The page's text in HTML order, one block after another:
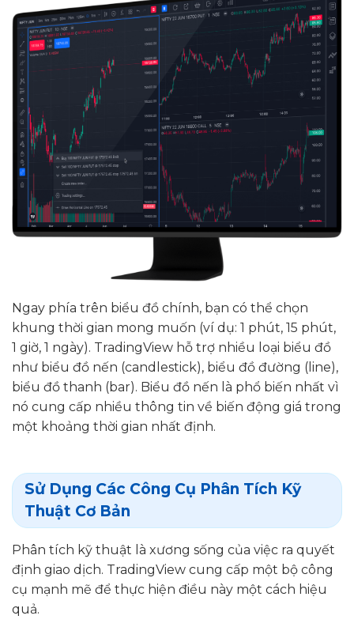
Ngay phía trên biểu đồ chính, bạn có thể chọn
khung thời gian mong muốn (ví dụ: 1 phút, 15 phút,
1 giờ, 1 ngày). TradingView hỗ trợ nhiều loại biểu đồ
như biểu đồ nến (candlestick), biểu đồ đường (line),
biểu đồ thanh (bar). Biểu đồ nến là phổ biến nhất vì
nó cung cấp nhiều thông tin về biến động giá trong
một khoảng thời gian nhất định.
Sử Dụng Các Công Cụ Phân Tích Kỹ
Thuật Cơ Bản
Phân tích kỹ thuật là xương sống của việc ra quyết
định giao dịch. TradingView cung cấp một bộ công
cụ mạnh mẽ để thực hiện điều này một cách hiệu
quả.